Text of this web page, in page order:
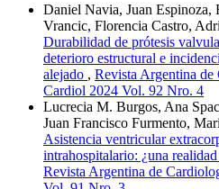
Daniel Navia, Juan
Vrancic, Florencia Castro,
Durabilidad de prótesis
deterioro estructural e
alejado , Revista Argentina
Cardiol 2024 Vol. 92 Nro. 4
Lucrecia M. Burgos, Ana
Juan Francisco Furmento,
Asistencia ventricular
intrahospitalario: ¿una
Revista Argentina de